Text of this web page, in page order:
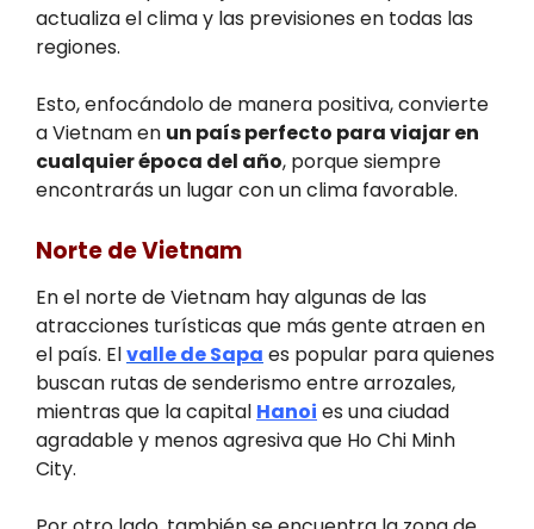
actualiza el clima y las previsiones en todas las
regiones.
Esto, enfocándolo de manera positiva, convierte
a Vietnam en un país perfecto para viajar en
cualquier época del año, porque siempre
encontrarás un lugar con un clima favorable.
Norte de Vietnam
En el norte de Vietnam hay algunas de las
atracciones turísticas que más gente atraen en
el país. Elvalle de Sapa es popular para quienes
buscan rutas de senderismo entre arrozales,
mientras que la capital Hanoi es una ciudad
agradable y menos agresiva que Ho Chi Minh
City.